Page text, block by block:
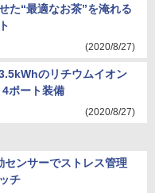
た“最適なお茶”を淹れる
(2020/8/27)
のリチウムイオン
ポート装備
(2020/8/27)
ンサーでストレス管理
チ